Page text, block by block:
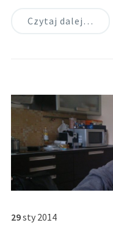
Czytaj dalej…
29sty 2014